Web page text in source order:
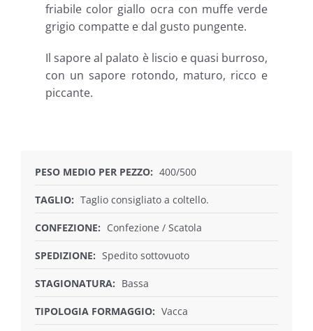
friabile color giallo ocra con muffe verde
grigio compatte e dal gusto pungente.
Il sapore al palato è liscio e quasi burroso,
con un sapore rotondo, maturo, ricco e
piccante.
PESO MEDIO PER PEZZO: 400/500
TAGLIO: Taglio consigliato a coltello.
CONFEZIONE: Confezione / Scatola
SPEDIZIONE: Spedito sottovuoto
STAGIONATURA: Bassa
TIPOLOGIA FORMAGGIO: Vacca